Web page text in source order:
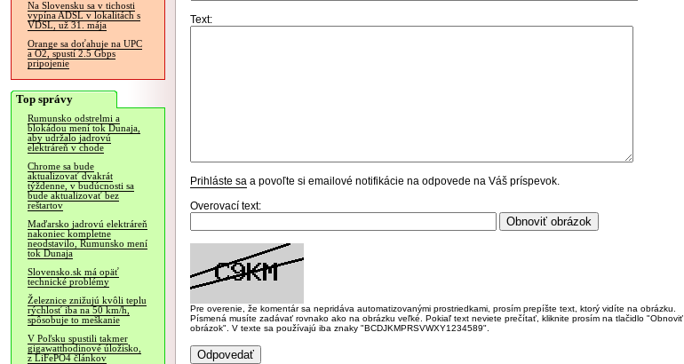
Na Slovensku sa v tichosti
vypína ADSL v lokalitách s
VDSL, už 31. mája
Orange sa doťahuje na UPC
a O2, spustí 2.5 Gbps
pripojenie
Top správy
Rumunsko odstrelmi a
blokádou mení tok Dunaja,
aby udržalo jadrovú
elektráreň v chode
Chrome sa bude
aktualizovať dvakrát
týždenne, v budúcnosti sa
bude aktualizovať bez
reštartov
Maďarsko jadrovú elektráreň
nakoniec kompletne
neodstavilo, Rumunsko mení
tok Dunaja
Slovensko.sk má opäť
technické problémy
Železnice znižujú kvôli teplu
rýchlosť iba na 50 km/h,
spôsobuje to meškanie
V Poľsku spustili takmer
gigawatthodinové úložisko,
z LiFePO4 článkov
Text:
Prihláste sa a povoľte si emailové notifikácie na odpovede na Váš príspevok.
Overovací text:
Pre overenie, že komentár sa nepridáva automatizovanými prostriedkami, prosím prepíšte text, ktorý vidíte na obrázku.
Písmená musíte zadávať rovnako ako na obrázku veľké. Pokiaľ text neviete prečítať, kliknite prosím na tlačidlo "Obnoviť
obrázok". V texte sa používajú iba znaky "BCDJKMPRSVWXY1234589".